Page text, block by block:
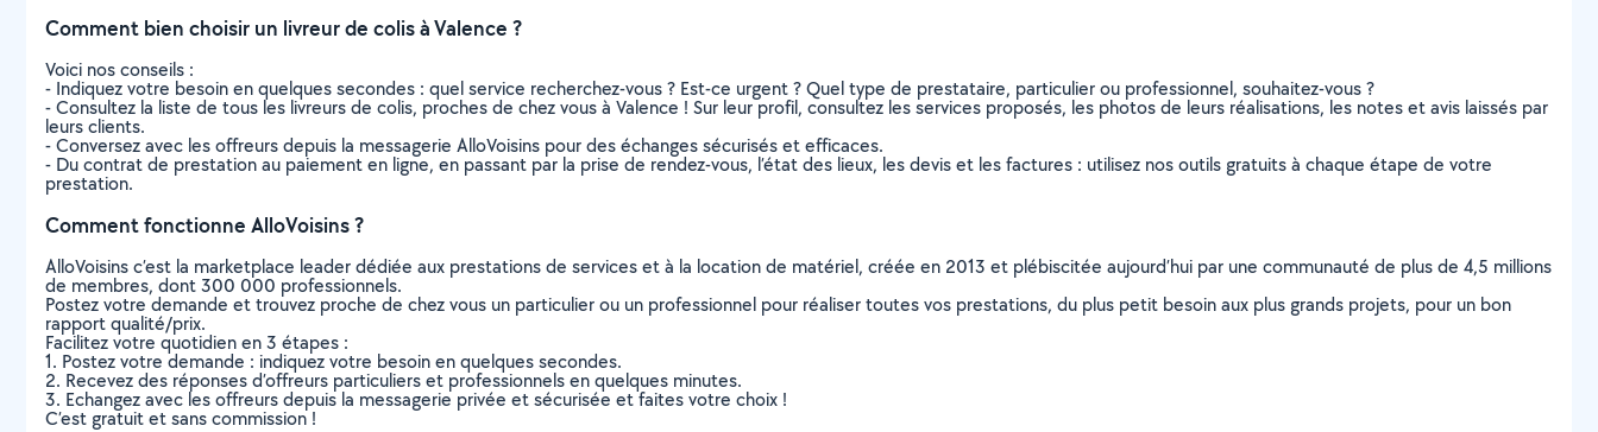
Comment bien choisir un livreur de colis à Valence ?
Voici nos conseils :
- Indiquez votre besoin en quelques secondes : quel service recherchez-vous ? Est-ce urgent ? Quel type de prestataire, particulier ou professionnel, souhaitez-vous ?
- Consultez la liste de tous les livreurs de colis, proches de chez vous à Valence ! Sur leur profil, consultez les services proposés, les photos de leurs réalisations, les notes et avis laissés par
leurs clients.
- Conversez avec les offreurs depuis la messagerie AlloVoisins pour des échanges sécurisés et efficaces.
- Du contrat de prestation au paiement en ligne, en passant par la prise de rendez-vous, l’état des lieux, les devis et les factures : utilisez nos outils gratuits à chaque étape de votre
prestation.
Comment fonctionne AlloVoisins ?
AlloVoisins c’est la marketplace leader dédiée aux prestations de services et à la location de matériel, créée en 2013 et plébiscitée aujourd’hui par une communauté de plus de 4,5 millions
de membres, dont 300 000 professionnels.
Postez votre demande et trouvez proche de chez vous un particulier ou un professionnel pour réaliser toutes vos prestations, du plus petit besoin aux plus grands projets, pour un bon
rapport qualité/prix.
Facilitez votre quotidien en 3 étapes :
1. Postez votre demande : indiquez votre besoin en quelques secondes.
2. Recevez des réponses d’offreurs particuliers et professionnels en quelques minutes.
3. Echangez avec les offreurs depuis la messagerie privée et sécurisée et faites votre choix !
C’est gratuit et sans commission !